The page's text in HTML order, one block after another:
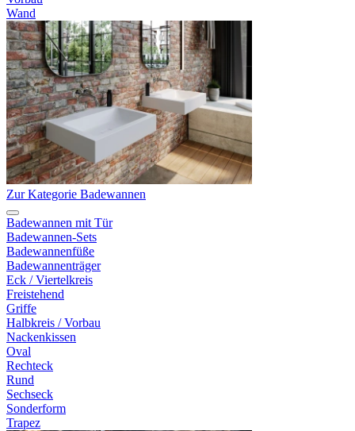
Wand
Zur Kategorie Badewannen
Badewannen mit Tür
Badewannen-Sets
Badewannenfüße
Badewannenträger
Eck / Viertelkreis
Freistehend
Griffe
Halbkreis / Vorbau
Nackenkissen
Oval
Rechteck
Rund
Sechseck
Sonderform
Trapez